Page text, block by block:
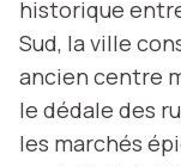
historique
Sud, la ville
ancien centre
le dédale des
les marchés